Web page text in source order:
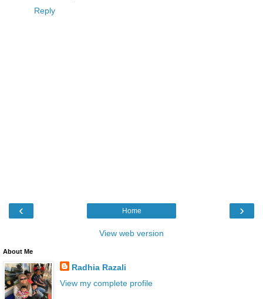
Reply
‹ ›
Home
View web version
About Me
Radhia Razali
View my complete profile